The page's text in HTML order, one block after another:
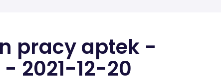
pracy aptek -
2021-12-20